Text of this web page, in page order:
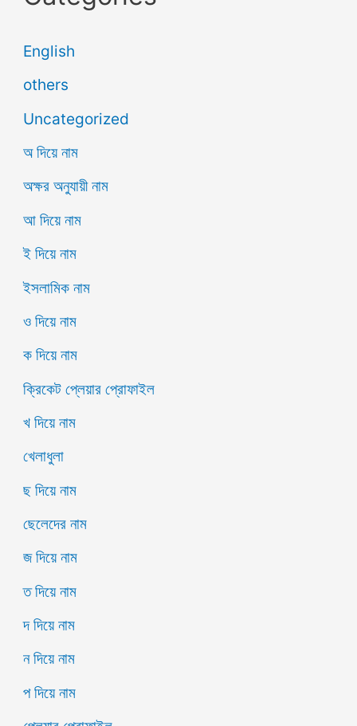
English
others
Uncategorized
অ দিয়ে নাম
অক্ষর অনুযায়ী নাম
আ দিয়ে নাম
ই দিয়ে নাম
ইসলামিক নাম
ও দিয়ে নাম
ক দিয়ে নাম
ক্রিকেট প্লেয়ার প্রোফাইল
খ দিয়ে নাম
খেলাধুলা
ছ দিয়ে নাম
ছেলেদের নাম
জ দিয়ে নাম
ত দিয়ে নাম
দ দিয়ে নাম
ন দিয়ে নাম
প দিয়ে নাম